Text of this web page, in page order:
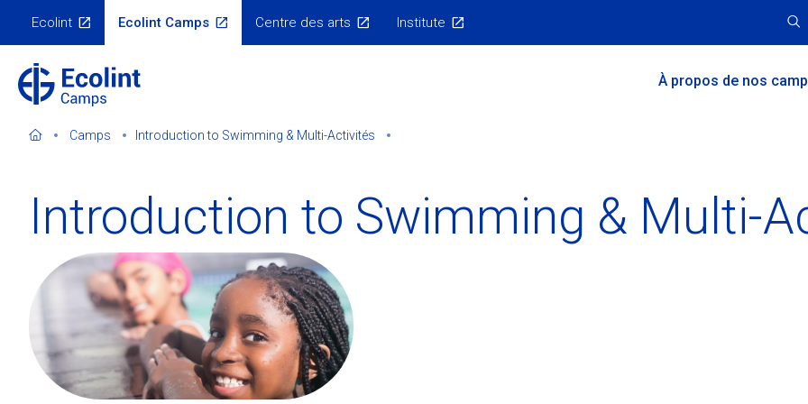
content
Menu
Ecolint Ecolint Camps Centre des arts Institute
MainÀ propos de nos
Camps Introduction to Swimming & Multi-Activités
Introduction to Swimming & Multi-